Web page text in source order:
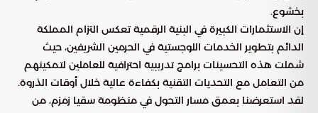
بخشوع.
إن الاستثمارات الكبيرة في البنية الرقمية تعكس التزام المملكة
الدائم بتطوير الخدمات اللوجستية في الحرمين الشريفين، حيث
شملت هذه التحسينات برامج تدريبية احترافية للعاملين لتمكينهم
من التعامل مع التحديات التقنية بكفاءة عالية خلال أوقات الذروة.
لقد استعرضنا بعمق مسار التحول في منظومة سقيا زمزم، من